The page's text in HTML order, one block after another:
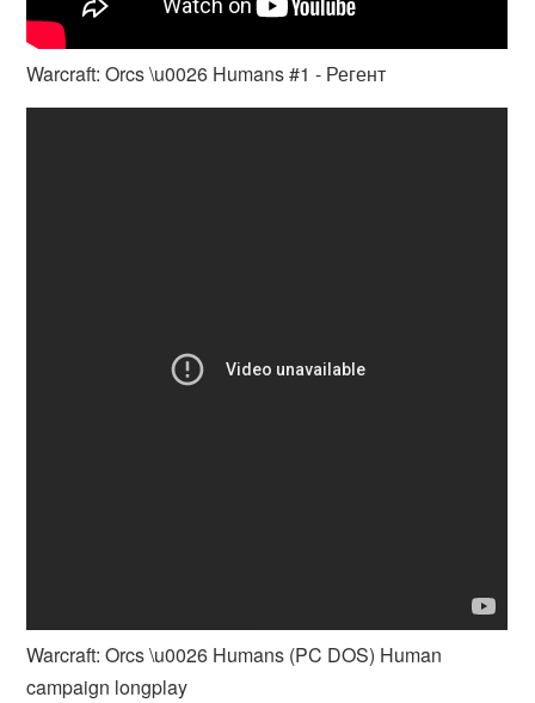
Warcraft: Orcs \u0026 Humans #1 - Регент
Warcraft: Orcs \u0026 Humans (PC DOS) Human
campaign longplay